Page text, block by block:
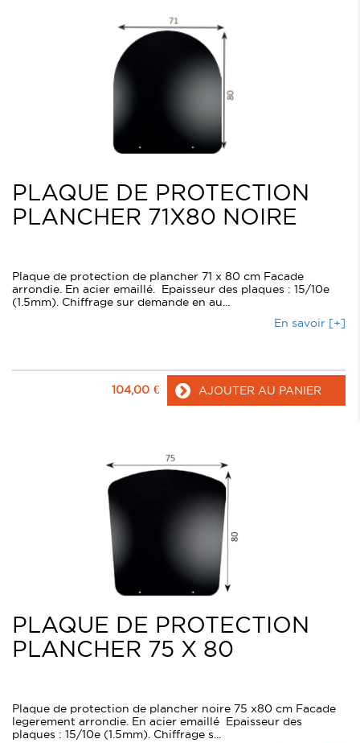
PLAQUE DE PROTECTION
PLANCHER 71X80 NOIRE
Plaque de protection de plancher 71 x 80 cm Facade
arrondie. En acier emaillé. Epaisseur des plaques : 15/10e
(1.5mm). Chiffrage sur demande en au...
En savoir [+]
104,00 € AJOUTER AU PANIER
PLAQUE DE PROTECTION
PLANCHER 75 X 80
Plaque de protection de plancher noire 75 x80 cm Facade
legerement arrondie. En acier emaillé Epaisseur des
plaques : 15/10e (1.5mm). Chiffrage s...